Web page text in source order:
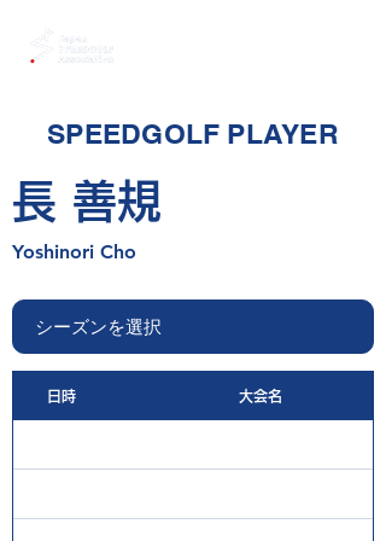
SPEEDGOLF PLAYER
長 善規
Yoshinori Cho
日時 大会名